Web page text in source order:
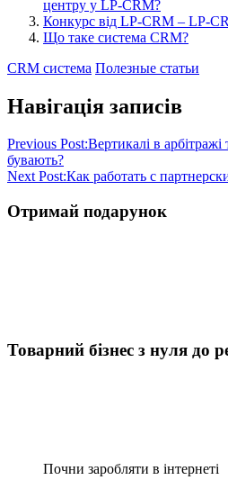
центру у LP-CRM?
Конкурс від LP-CRM – LP-
Що таке система CRM?
CRM система Полезные статьи
Навігація записів
Previous Post:Вертикалі в
бувають?
Next Post:Как работать с
Отримай подарунок
Товарний бізнес з нуля до
Почни заробляти в інтернеті